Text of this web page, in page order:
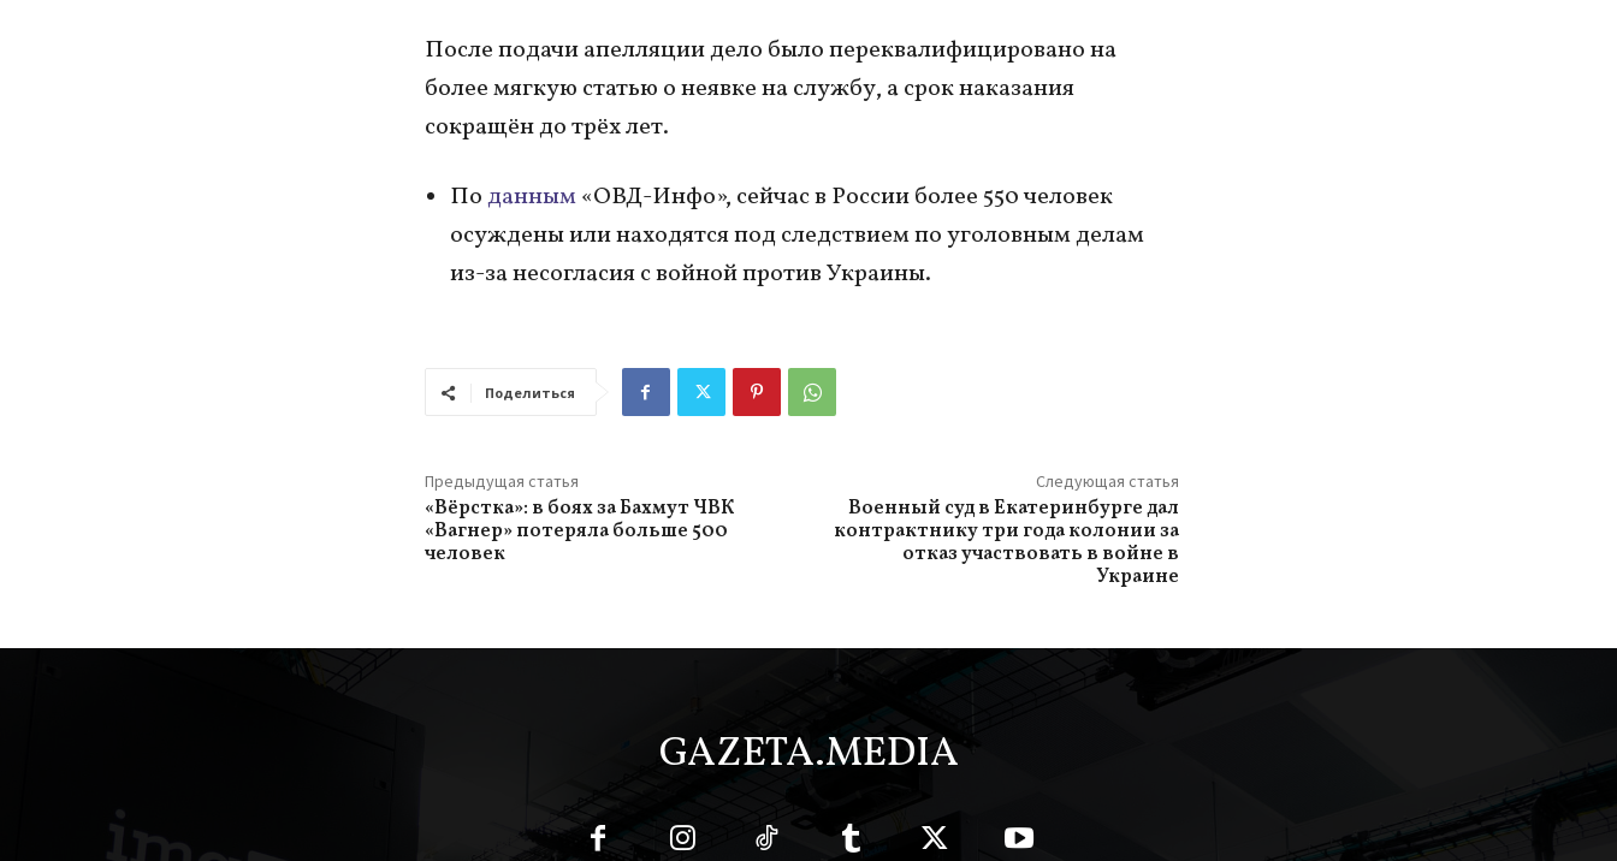
После подачи апелляции дело было переквалифицировано на
более мягкую статью о неявке на службу, а срок наказания
сокращён до трёх лет.
Поданным«ОВД-Инфо», сейчас в России более 550 человек
осуждены или находятся под следствием по уголовным делам
из-за несогласия с войной против Украины.
Поделиться
Предыдущая статья
«Вёрстка»: в боях за Бахмут ЧВК
«Вагнер» потеряла больше 500
человек
Следующая статья
Военный суд в Екатеринбурге дал
контрактнику три года колонии за
отказ участвовать в войне в
Украине
GAZETA.MEDIA